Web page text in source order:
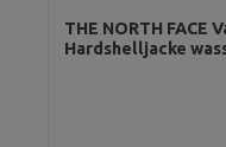
THE NORTH FACE
Hardshelljacke